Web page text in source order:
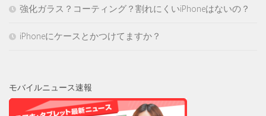
強化ガラス？コーティング？割れにくいiPhoneはないの？
iPhoneにケースとかつけてますか？
モバイルニュース速報